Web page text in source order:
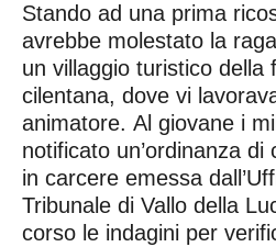
Stando ad una prima
avrebbe molestato la
un villaggio turistico della
cilentana, dove vi
animatore. Al giovane i
notificato un’ordinanza
in carcere emessa
Tribunale di Vallo della
corso le indagini per